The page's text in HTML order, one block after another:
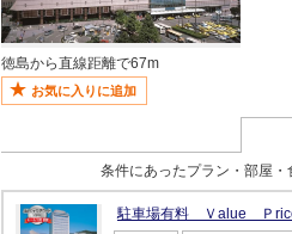
徳島から直線距離で67m
お気に入りに追加
条件にあったプラン・部屋・
駐車場有料 Ｖalue Ｐ